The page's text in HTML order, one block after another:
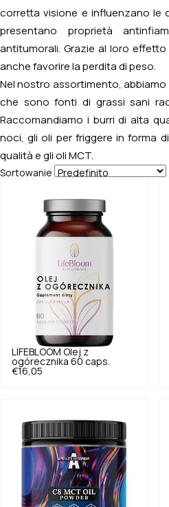
corretta visione e influenzano le
presentano proprietà
antitumorali. Grazie al loro
anche favorire la perdita di peso.
Nel nostro assortimento,
che sono fonti di grassi sani
Raccomandiamo i burri di alta
noci, gli oli per friggere in forma
qualità e gli oli MCT.
Sortowanie
LIFEBLOOM Olej z
ogórecznika 60 caps.
€16,05